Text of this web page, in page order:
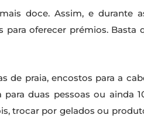
doce. Assim, e durante
para oferecer prémios. Basta
de praia, encostos para a
duas pessoas ou ainda
trocar por gelados ou